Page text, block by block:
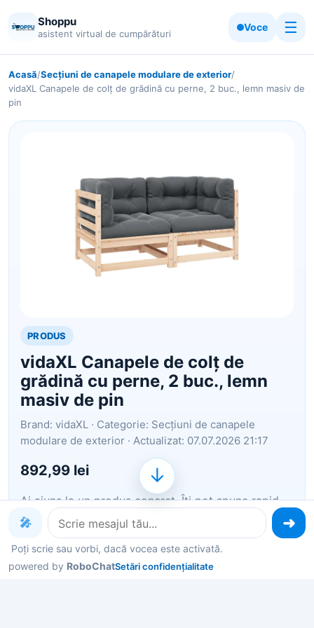
Shoppu
asistent virtual de cumpărături
Voce ☰
Acasă/Secțiuni de canapele modulare de exterior/
vidaXL Canapele de colț de grădină cu perne, 2 buc., lemn masiv de
pin
PRODUS
vidaXL Canapele de colț de
grădină cu perne, 2 buc., lemn
masiv de pin
Brand: vidaXL · Categorie: Secțiuni de canapele
modulare de exterior · Actualizat: 07.07.2026 21:17
892,99 lei
Ai ajuns la un produs concret. Îți pot spune rapid
dacă merită, ce avantaje are și ce alternative
similare găsești mai ușor.
Pe scurt: Această canapea de colț pentru grădină
🎤
Poți scrie sau vorbi, dacă vocea este activată.
powered by RoboChatSetări confidențialitate
↓